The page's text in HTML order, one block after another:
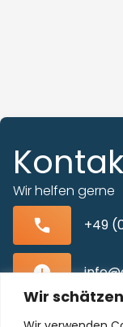
Wir
Wir helfen gerne
+49